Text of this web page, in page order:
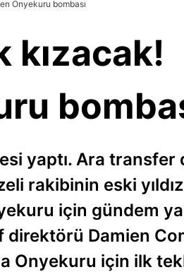
Onyekuru bombası
kızacak!
yaptı. Ara transfer
rakibinin eski
için gündem
direktörü Damien
Onyekuru için ilk